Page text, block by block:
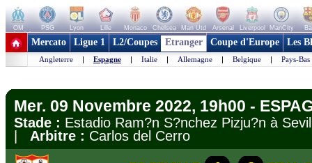
OM PSG Lyon Lille Monaco Chelsea Man Utd Arsenal Liverpool ManCity
+ de clubs
Mercato Ligue 1 L2/Coupes Etranger Coupe d'Europe Les
Angleterre | Espagne | Italie | Allemagne | Belgique | Pays-Bas
Mer. 09 Novembre 2022, 19h00 -
Stade : Estadio Ram?n S?nchez Pizju?n à
Arbitre : Carlos del Cerro